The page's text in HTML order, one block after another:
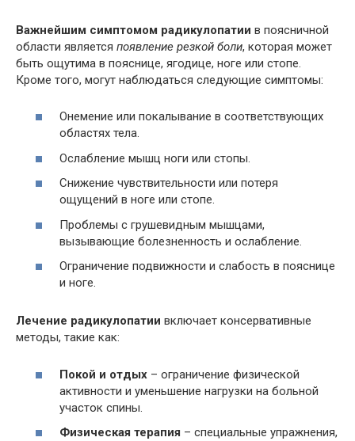
Важнейшим симптомом радикулопатии в поясничной
области является появление резкой боли, которая может
быть ощутима в пояснице, ягодице, ноге или стопе.
Кроме того, могут наблюдаться следующие симптомы:
Онемение или покалывание в соответствующих
областях тела.
Ослабление мышц ноги или стопы.
Снижение чувствительности или потеря
ощущений в ноге или стопе.
Проблемы с грушевидным мышцами,
вызывающие болезненность и ослабление.
Ограничение подвижности и слабость в пояснице
и ноге.
Лечение радикулопатии включает консервативные
методы, такие как:
Покой и отдых – ограничение физической
активности и уменьшение нагрузки на больной
участок спины.
Физическая терапия – специальные упражнения,